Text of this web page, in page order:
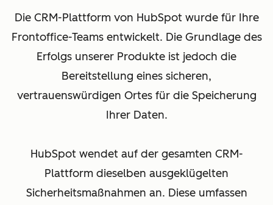
Die CRM-Plattform von HubSpot wurde für Ihre
Frontoffice-Teams entwickelt. Die Grundlage des
Erfolgs unserer Produkte ist jedoch die
Bereitstellung eines sicheren,
vertrauenswürdigen Ortes für die Speicherung
Ihrer Daten.
HubSpot wendet auf der gesamten CRM-
Plattform dieselben ausgeklügelten
Sicherheitsmaßnahmen an. Diese umfassen